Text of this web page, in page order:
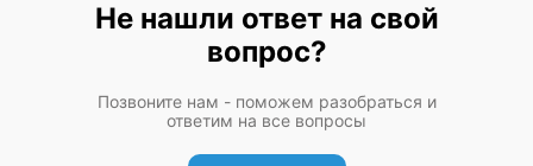
Не нашли ответ на свой
вопрос?
Позвоните нам - поможем разобраться и
ответим на все вопросы